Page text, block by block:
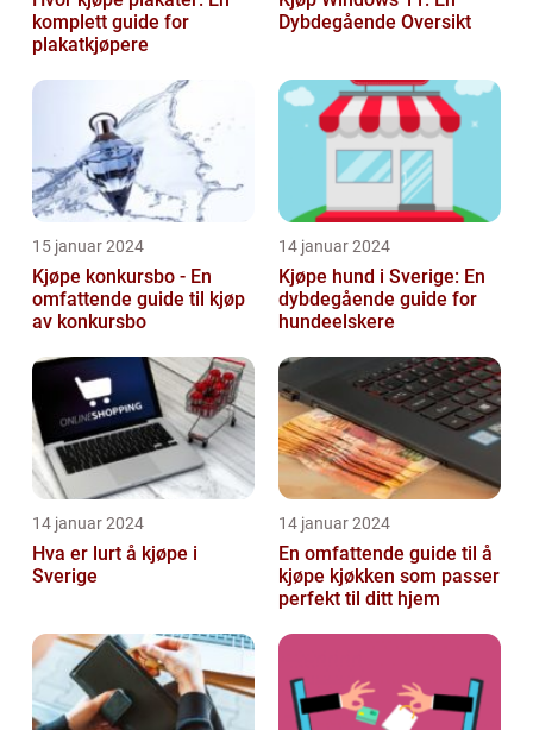
komplett guide for
plakatkjøpere
Dybdegående Oversikt
15 januar 2024
Kjøpe konkursbo - En
omfattende guide til kjøp
av konkursbo
14 januar 2024
Kjøpe hund i Sverige: En
dybdegående guide for
hundeelskere
14 januar 2024
Hva er lurt å kjøpe i
Sverige
14 januar 2024
En omfattende guide til å
kjøpe kjøkken som passer
perfekt til ditt hjem